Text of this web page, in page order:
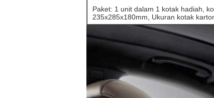
Paket: 1 unit dalam 1 kotak hadiah,
235x285x180mm, Ukuran kotak